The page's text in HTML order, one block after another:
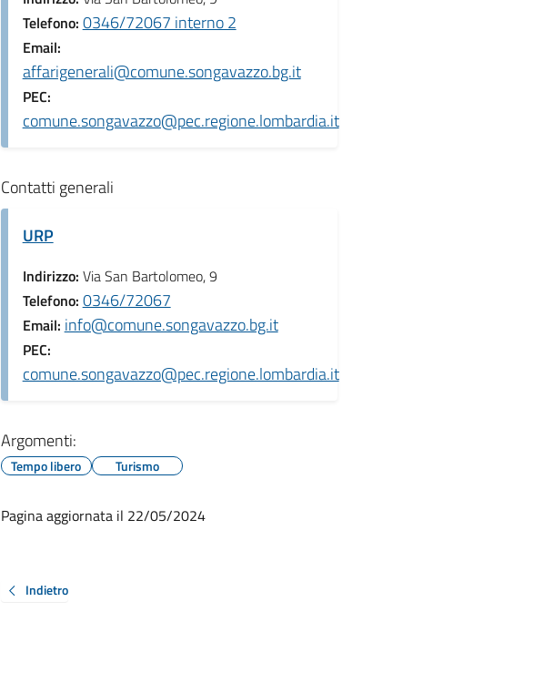
Telefono: 0346/72067 interno 2
Email:
affarigenerali@comune.songavazzo.bg.it
PEC:
comune.songavazzo@pec.regione.lombardia.it
Contatti generali
URP
Indirizzo: Via San Bartolomeo, 9
Telefono: 0346/72067
Email: info@comune.songavazzo.bg.it
PEC:
comune.songavazzo@pec.regione.lombardia.it
Argomenti:
Tempo libero Turismo
Pagina aggiornata il 22/05/2024
Indietro